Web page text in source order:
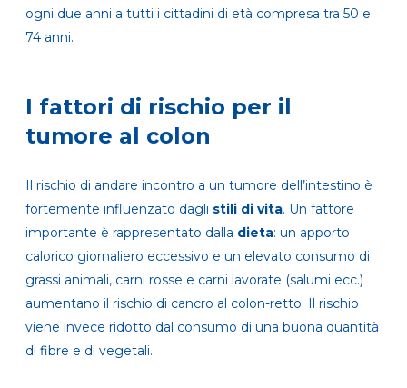
ogni due anni a tutti i cittadini di età compresa tra 50 e
74 anni.
I fattori di rischio per il
tumore al colon
Il rischio di andare incontro a un tumore dell’intestino è
fortemente influenzato dagli stili di vita. Un fattore
importante è rappresentato dalla dieta: un apporto
calorico giornaliero eccessivo e un elevato consumo di
grassi animali, carni rosse e carni lavorate (salumi ecc.)
aumentano il rischio di cancro al colon-retto. Il rischio
viene invece ridotto dal consumo di una buona quantità
di fibre e di vegetali.